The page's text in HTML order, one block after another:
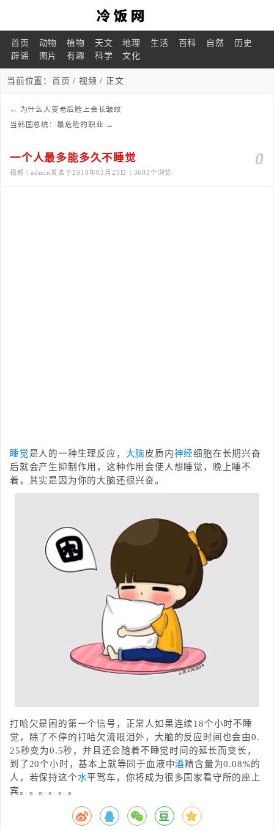
首页 动物 植物 天文 地理 生活 百科 自然
历史
辟谣
图片 有趣 科学 文化
当前位置： 首页 /视频 / 正文
← 为什么人变老后脸上会长皱纹
当韩国总统：最危险的职业 →
0
一个人最多能多久不睡觉
视频 | admin发表于2018年03月25日 | 3603个浏览
睡觉是人的一种生理反应， 大脑皮质内神经细胞在长期兴奋
后就会产生抑制作用，这种作用会使人想睡觉，晚上睡不
着，其实是因为你的大脑还很兴奋。
打哈欠是困的第一个信号，正常人如果连续18个小时不睡
觉，除了不停的打哈欠流眼泪外，大脑的反应时间也会由0.
25秒变为0.5秒，并且还会随着不睡觉时间的延长而变长，
到了20个小时，基本上就等同于血液中酒精含量为0.08%的
人，若保持这个水平驾车，你将成为很多国家看守所的座上
宾。。。。。。